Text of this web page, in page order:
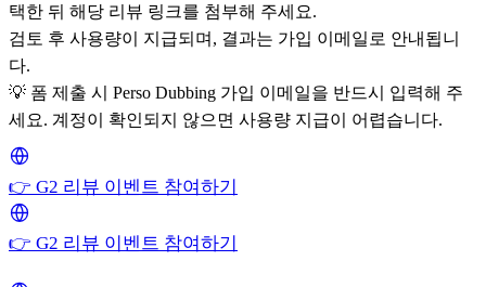
택한 뒤 해당 리뷰 링크를 첨부해 주세요.
검토 후 사용량이 지급되며, 결과는 가입 이메일로 안내됩니
다.
💡 폼 제출 시 Perso Dubbing 가입 이메일을 반드시 입력해 주
세요. 계정이 확인되지 않으면 사용량 지급이 어렵습니다.
👉 G2 리뷰 이벤트 참여하기
👉 G2 리뷰 이벤트 참여하기